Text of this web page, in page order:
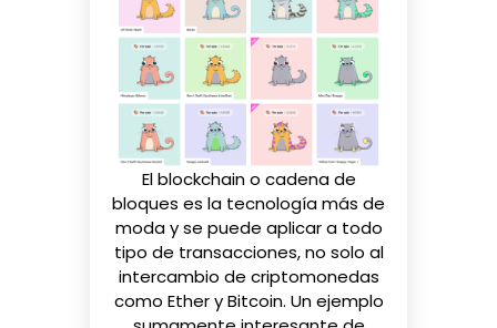
Elblockchain o cadena de
bloques es la tecnología más de
moday se puede aplicar a todo
tipo de transacciones, no solo al
intercambio de criptomonedas
como Ether y Bitcoin. Un ejemplo